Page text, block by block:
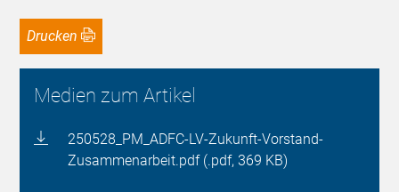
Drucken
Medien zum Artikel
250528_PM_ADFC-LV-Zukunft-Vorstand-
Zusammenarbeit.pdf (.pdf, 369 KB)